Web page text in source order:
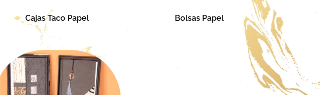
Cajas Taco Papel Bolsas Papel